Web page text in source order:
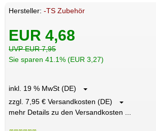
Hersteller:-TS Zubehör
EUR 4,68
UVP EUR 7,95
Sie sparen 41.1% (EUR 3,27)
inkl. 19 % MwSt (DE)
zzgl. 7,95 € Versandkosten (DE)
mehr Details zu den Versandkosten ...